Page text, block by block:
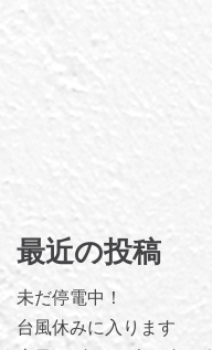
最近の投稿
未だ停電中！
台風休みに入ります